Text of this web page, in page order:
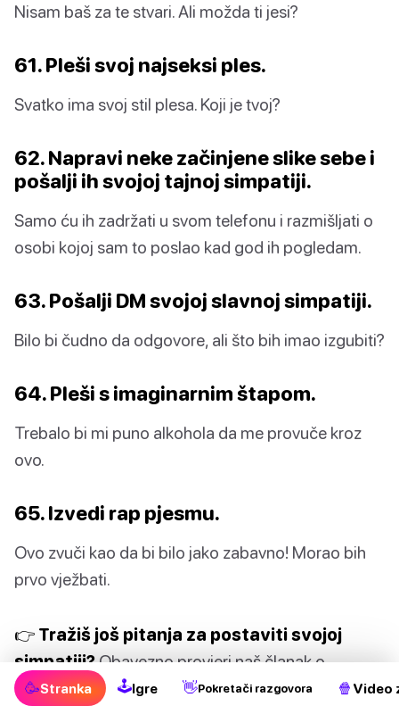
Nisam baš za te stvari. Ali možda ti jesi?
61. Pleši svoj najseksi ples.
Svatko ima svoj stil plesa. Koji je tvoj?
62. Napravi neke začinjene slike sebe i
pošalji ih svojoj tajnoj simpatiji.
Samo ću ih zadržati u svom telefonu i razmišljati o
osobi kojoj sam to poslao kad god ih pogledam.
63. Pošalji DM svojoj slavnoj simpatiji.
Bilo bi čudno da odgovore, ali što bih imao izgubiti?
64. Pleši s imaginarnim štapom.
Trebalo bi mi puno alkohola da me provuče kroz
ovo.
65. Izvedi rap pjesmu.
Ovo zvuči kao da bi bilo jako zabavno! Morao bih
prvo vježbati.
👉 Tražiš još pitanja za postaviti svojoj
simpatiji?Obavezno provjeri naš članak o
najboljim“Istina ili izazov” Pitanja za Postaviti
🥳Stranka 🕹Igre 👋Pokretači razgovora 🍿 Video